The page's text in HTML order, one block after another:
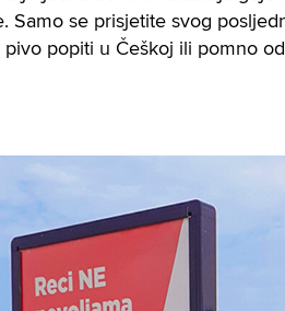
Samo se prisjetite svog
pivo popiti u Češkoj ili pomno